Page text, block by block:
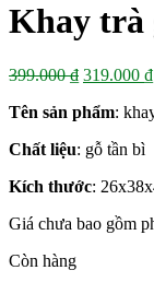
Khay trà
399.000₫ Giá
là:
319.000 ₫
Tên sản phẩm:
Chất liệu: gỗ tần bì
Kích thước:
Giá chưa bao gồm
Còn hàng